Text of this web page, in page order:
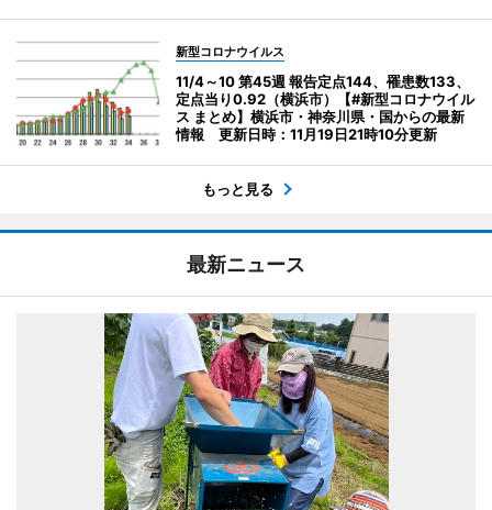
新型コロナウイルス
11/4～10 第45週 報告定点144、罹患数133、
定点当り0.92（横浜市）【#新型コロナウイル
ス まとめ】横浜市・神奈川県・国からの最新
情報 更新日時：11月19日21時10分更新
もっと見る
最新ニュース